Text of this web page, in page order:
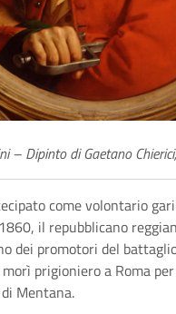
– Dipinto di Gaetano
come volontario
il repubblicano
dei promotori del
morì prigioniero a Roma
Mentana.